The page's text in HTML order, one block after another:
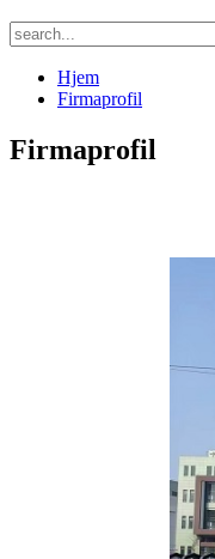
Hjem
Firmaprofil
Firmaprofil